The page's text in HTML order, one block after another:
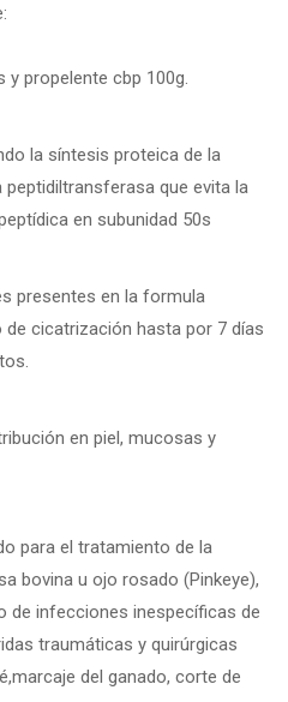
propelente cbp 100g.
la síntesis proteica de la
que evita la
en subunidad 50s
presentes en la formula
cicatrización hasta por 7 días
en piel, mucosas y
para el tratamiento de la
bovina u ojo rosado (Pinkeye),
de infecciones inespecíficas de
traumáticas y quirúrgicas
del ganado, corte de